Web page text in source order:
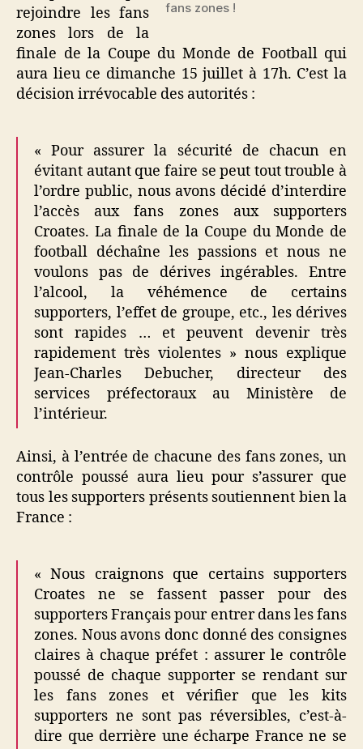
fans zones !
rejoindre les fans
zones lors de la
finale de la Coupe du Monde de Football qui
aura lieu ce dimanche 15 juillet à 17h. C’est la
décision irrévocable des autorités :
« Pour assurer la sécurité de chacun en
évitant autant que faire se peut tout trouble à
l’ordre public, nous avons décidé d’interdire
l’accès aux fans zones aux supporters
Croates. La finale de la Coupe du Monde de
football déchaîne les passions et nous ne
voulons pas de dérives ingérables. Entre
l’alcool, la véhémence de certains
supporters, l’effet de groupe, etc., les dérives
sont rapides … et peuvent devenir très
rapidement très violentes » nous explique
Jean-Charles Debucher, directeur des
services préfectoraux au Ministère de
l’intérieur.
Ainsi, à l’entrée de chacune des fans zones, un
contrôle poussé aura lieu pour s’assurer que
tous les supporters présents soutiennent bien la
France :
« Nous craignons que certains supporters
Croates ne se fassent passer pour des
supporters Français pour entrer dans les fans
zones. Nous avons donc donné des consignes
claires à chaque préfet : assurer le contrôle
poussé de chaque supporter se rendant sur
les fans zones et vérifier que les kits
supporters ne sont pas réversibles, c’est-à-
dire que derrière une écharpe France ne se